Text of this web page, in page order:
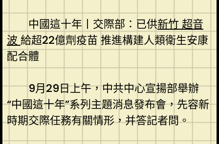
中國這十年丨交際部：已供新竹 超音
波 給超22億劑疫苗 推進構建人類衛生安康
配合體
9月29日上午，中共中心宣揚部舉辦
“中國這十年”系列主題消息發布會，先容新
時期交際任務有關情形，并答記者問。